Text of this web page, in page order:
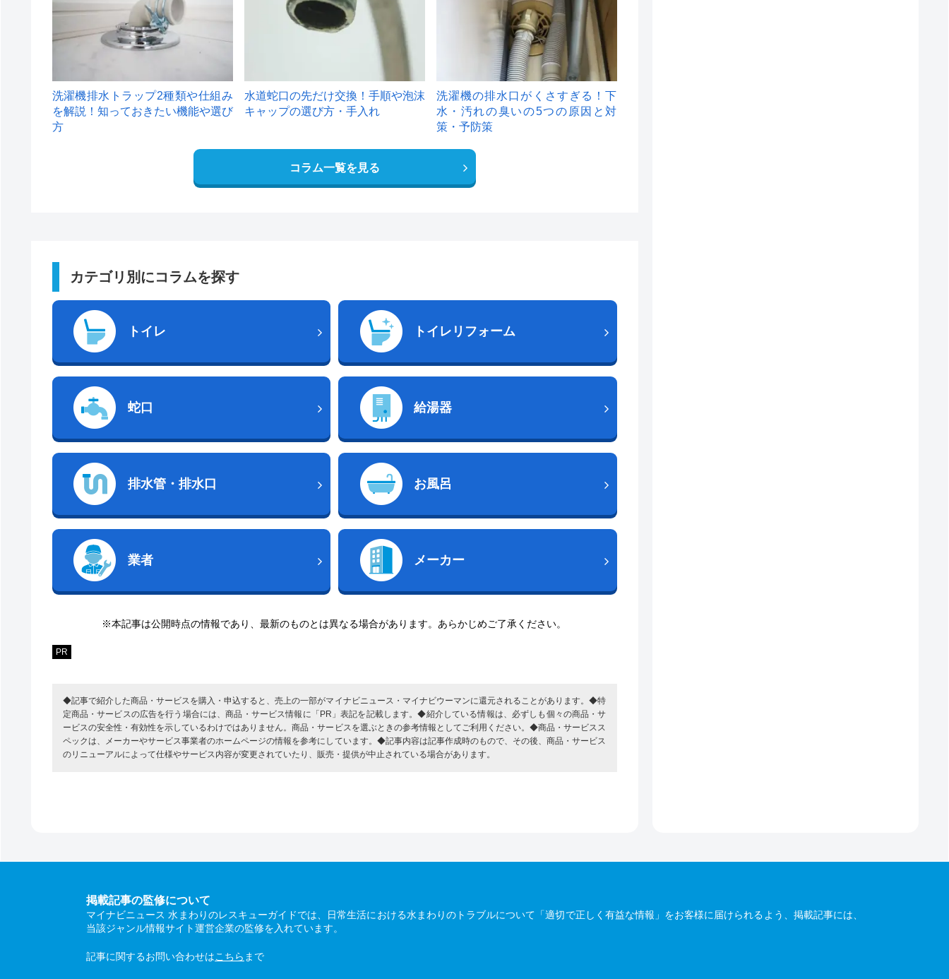
洗濯機排水トラップ2種類や仕組み
を解説！知っておきたい機能や選び
方
水道蛇口の先だけ交換！手順や泡沫
キャップの選び方・手入れ
洗濯機の排水口がくさすぎる！下
水・汚れの臭いの5つの原因と対
策・予防策
コラム一覧を見る
カテゴリ別にコラムを探す
トイレ トイレリフォーム
蛇口 給湯器
排水管・排水口 お風呂
業者 メーカー
※本記事は公開時点の情報であり、最新のものとは異なる場合があります。あらかじめご了承ください。
PR
◆記事で紹介した商品・サービスを購入・申込すると、売上の一部がマイナビニュース・マイナビウーマンに還元されることがあります。◆特
定商品・サービスの広告を行う場合には、商品・サービス情報に「PR」表記を記載します。◆紹介している情報は、必ずしも個々の商品・サ
ービスの安全性・有効性を示しているわけではありません。商品・サービスを選ぶときの参考情報としてご利用ください。◆商品・サービスス
ペックは、メーカーやサービス事業者のホームページの情報を参考にしています。◆記事内容は記事作成時のもので、その後、商品・サービス
のリニューアルによって仕様やサービス内容が変更されていたり、販売・提供が中止されている場合があります。
掲載記事の監修について
マイナビニュース 水まわりのレスキューガイドでは、日常生活における水まわりのトラブルについて「適切で正しく有益な情報」をお客様に届けられるよう、掲載記事には、
当該ジャンル情報サイト運営企業の監修を入れています。
記事に関するお問い合わせはこちら まで